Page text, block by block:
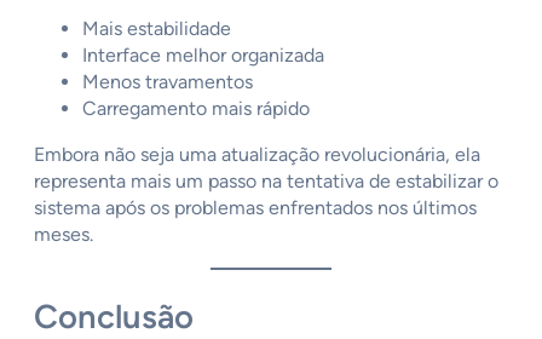
Mais estabilidade
Interface melhor organizada
Menos travamentos
Carregamento mais rápido
Embora não seja uma atualização revolucionária, ela
representa mais um passo na tentativa de estabilizar o
sistema após os problemas enfrentados nos últimos
meses.
Conclusão